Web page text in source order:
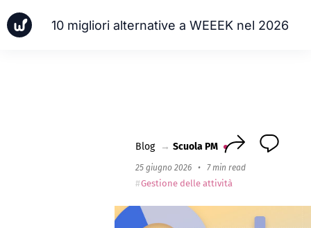
10 migliori alternative a WEEEK nel 2026
Blog → Scuola PM
25 giugno 2026 • 7 min read
Gestione delle attività